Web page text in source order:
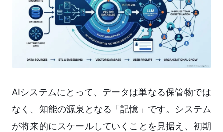
AIシステムにとって、データは単なる保管物では
なく、知能の源泉となる「記憶」です。システム
が将来的にスケールしていくことを見据え、初期